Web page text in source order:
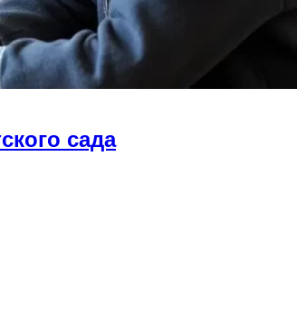
сада